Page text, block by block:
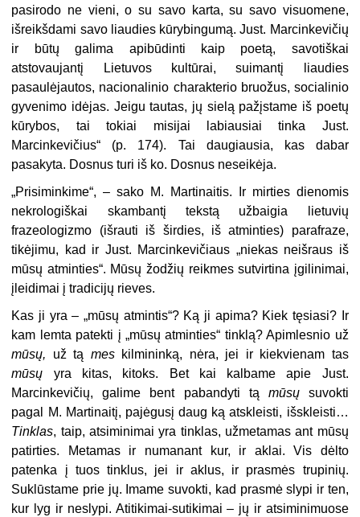
pasirodo ne vieni, o su savo karta, su savo visuomene,
išreikšdami savo liaudies kūrybingumą. Just. Marcinkevičių
ir būtų galima apibūdinti kaip poetą, savotiškai
atstovaujantį Lietuvos kultūrai, suimantį liaudies
pasaulėjautos, nacionalinio charakterio bruožus, socialinio
gyvenimo idėjas. Jeigu tautas, jų sielą pažįstame iš poetų
kūrybos, tai tokiai misijai labiausiai tinka Just.
Marcinkevičius“ (p. 174). Tai daugiausia, kas dabar
pasakyta. Dosnus turi iš ko. Dosnus neseikėja.
„Prisiminkime“, – sako M. Martinaitis. Ir mirties dienomis
nekrologiškai skambantį tekstą užbaigia lietuvių
frazeologizmo (išrauti iš širdies, iš atminties) parafraze,
tikėjimu, kad ir Just. Marcinkevičiaus „niekas neišraus iš
mūsų atminties“. Mūsų žodžių reikmes sutvirtina įgilinimai,
įleidimai į tradicijų rieves.
Kas ji yra – „mūsų atmintis“? Ką ji apima? Kiek tęsiasi? Ir
kam lemta patekti į „mūsų atminties“ tinklą? Apimlesnio už
mūsų, už tą meskilmininką, nėra, jei ir kiekvienam tas
mūsų yra kitas, kitoks. Bet kai kalbame apie Just.
Marcinkevičių, galime bent pabandyti tą mūsųsuvokti
pagal M. Martinaitį, pajėgusį daug ką atskleisti, išskleisti…
Tinklas, taip, atsiminimai yra tinklas, užmetamas ant mūsų
patirties. Metamas ir numanant kur, ir aklai. Vis dėlto
patenka į tuos tinklus, jei ir aklus, ir prasmės trupinių.
Suklūstame prie jų. Imame suvokti, kad prasmė slypi ir ten,
kur lyg ir neslypi. Atitikimai-sutikimai – jų ir atsiminimuose